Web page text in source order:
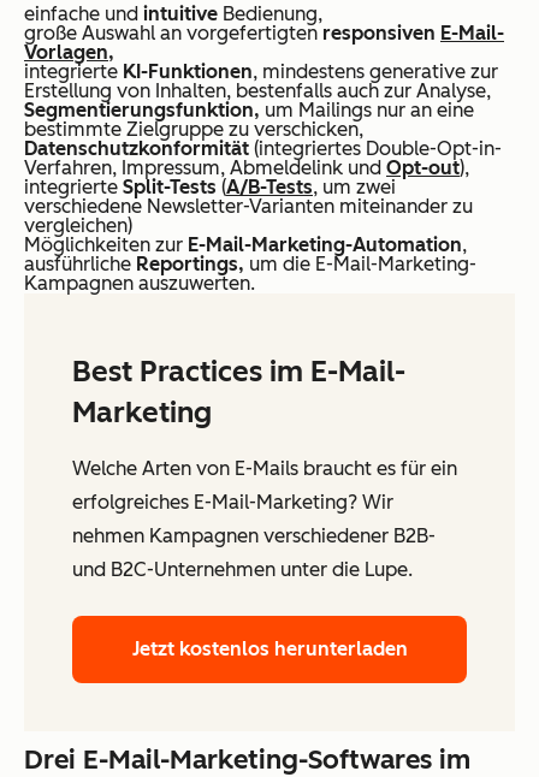
einfache und intuitive Bedienung,
große Auswahl an vorgefertigten responsiven E-Mail-
Vorlagen,
integrierte KI-Funktionen, mindestens generative zur
Erstellung von Inhalten, bestenfalls auch zur Analyse,
Segmentierungsfunktion, um Mailings nur an eine
bestimmte Zielgruppe zu verschicken,
Datenschutzkonformität (integriertes Double-Opt-in-
Verfahren, Impressum, Abmeldelink und Opt-out),
integrierte Split-Tests (A/B-Tests, um zwei
verschiedene Newsletter-Varianten miteinander zu
vergleichen)
Möglichkeiten zur E-Mail-Marketing-Automation,
ausführliche Reportings, um die E-Mail-Marketing-
Kampagnen auszuwerten.
Best Practices im E-Mail-
Marketing
Welche Arten von E-Mails braucht es für ein
erfolgreiches E-Mail-Marketing? Wir
nehmen Kampagnen verschiedener B2B-
und B2C-Unternehmen unter die Lupe.
Jetzt kostenlos herunterladen
Drei E-Mail-Marketing-Softwares im